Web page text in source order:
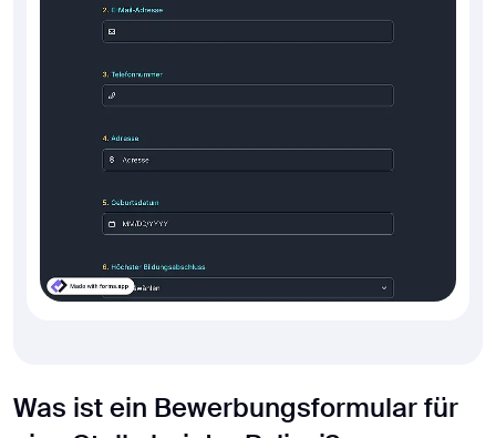
Was ist ein Bewerbungsformular für